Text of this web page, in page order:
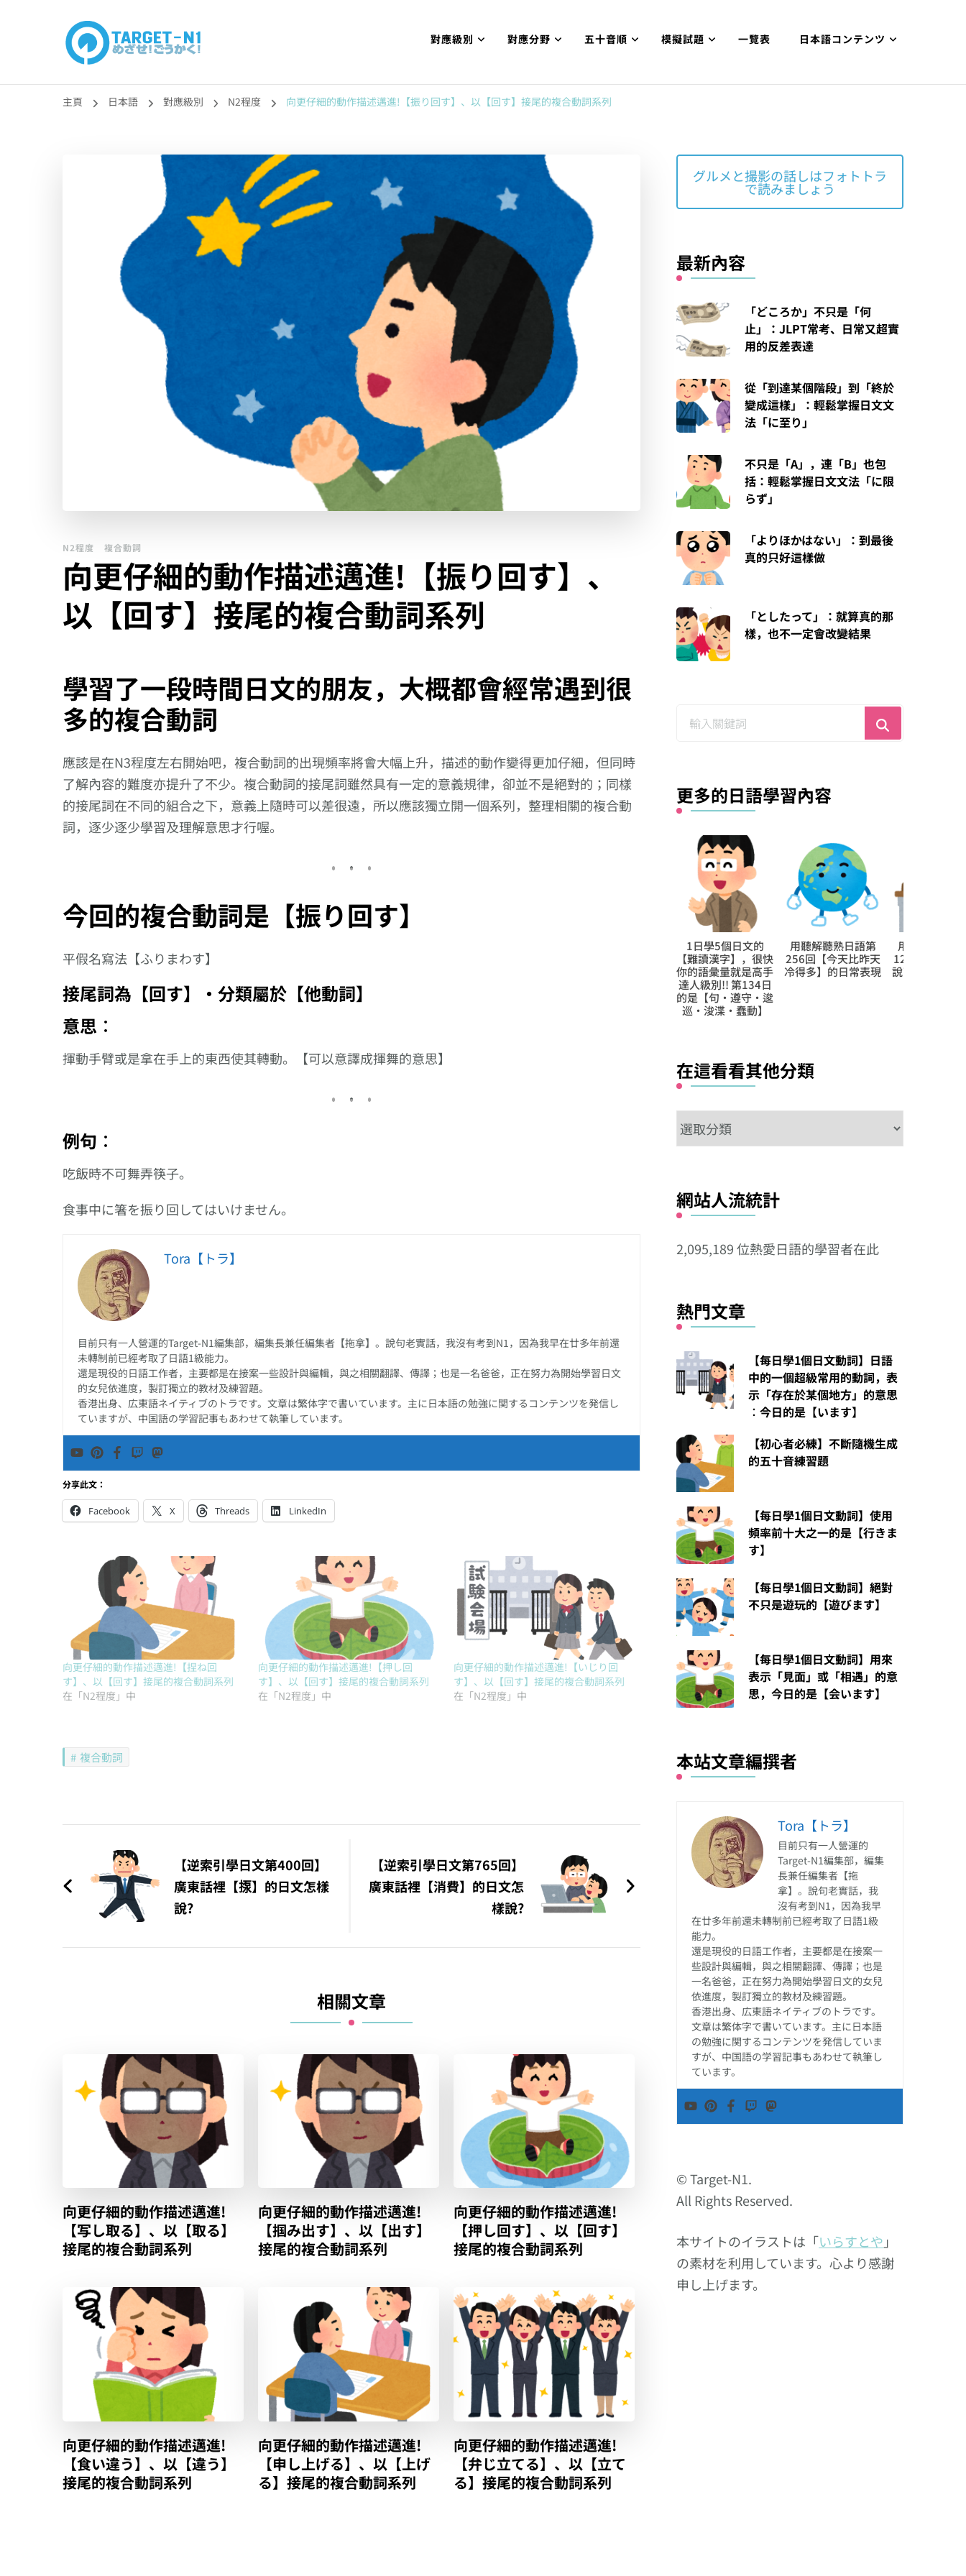
目標!!日本語能力試N1合格
對應級別 對應分野 五十音順 模擬試題 一覽表 日本語コンテンツ
主頁 日本語 對應級別 N2程度 向更仔細的動作描述邁進!【振り回す】、以【回す】接尾的複合動詞系列
N2程度 複合動詞
向更仔細的動作描述邁進!【振り回す】、
以【回す】接尾的複合動詞系列
學習了一段時間日文的朋友，大概都會經常遇到很
多的複合動詞
應該是在N3程度左右開始吧，複合動詞的出現頻率將會大幅上升，描述的動作變得更加仔細，但同時
了解內容的難度亦提升了不少。複合動詞的接尾詞雖然具有一定的意義規律，卻並不是絕對的；同樣
的接尾詞在不同的組合之下，意義上隨時可以差很遠，所以應該獨立開一個系列，整理相關的複合動
詞，逐少逐少學習及理解意思才行喔。
今回的複合動詞是【振り回す】
平假名寫法【ふりまわす】
接尾詞為【回す】‧分類屬於【他動詞】
意思︰
揮動手臂或是拿在手上的東西使其轉動。【可以意譯成揮舞的意思】
例句︰
吃飯時不可舞弄筷子。
食事中に箸を振り回してはいけません。
Tora【トラ】
目前只有一人營運的Target-N1編集部，編集長兼任編集者【拖拿】。說句老實話，我沒有考到N1，因為我早在廿多年前還
未轉制前已經考取了日語1級能力。
還是現役的日語工作者，主要都是在接案一些設計與編輯，與之相關翻譯、傳譯；也是一名爸爸，正在努力為開始學習日文
的女兒依進度，製訂獨立的教材及練習題。
香港出身、広東語ネイティブのトラです。文章は繁体字で書いています。主に日本語の勉強に関するコンテンツを発信し
ていますが、中国語の学習記事もあわせて執筆しています。
分享此文：
Facebook X Threads LinkedIn
向更仔細的動作描述邁進!【捏ね回
す】、以【回す】接尾的複合動詞系列
在「N2程度」中
向更仔細的動作描述邁進!【押し回
す】、以【回す】接尾的複合動詞系列
在「N2程度」中
向更仔細的動作描述邁進!【いじり回
す】、以【回す】接尾的複合動詞系列
在「N2程度」中
複合動詞
章
導
【逆索引學日文第400回】
廣東話裡【揼】的日文怎樣
說?
【逆索引學日文第765回】
廣東話裡【消費】的日文怎
樣說?
相關文章
向更仔細的動作描述邁進!
【写し取る】、以【取る】
接尾的複合動詞系列
向更仔細的動作描述邁進!
【掴み出す】、以【出す】
接尾的複合動詞系列
向更仔細的動作描述邁進!
【押し回す】、以【回す】
接尾的複合動詞系列
向更仔細的動作描述邁進!
【食い違う】、以【違う】
接尾的複合動詞系列
向更仔細的動作描述邁進!
【申し上げる】、以【上げ
る】接尾的複合動詞系列
向更仔細的動作描述邁進!
【弁じ立てる】、以【立て
る】接尾的複合動詞系列
グルメと撮影の話しはフォトトラ
で読みましょう
最新內容
「どころか」不只是「何
止」：JLPT常考、日常又超實
用的反差表達
從「到達某個階段」到「終於
變成這樣」：輕鬆掌握日文文
法「に至り」
不只是「A」，連「B」也包
括：輕鬆掌握日文文法「に限
らず」
「よりほかはない」：到最後
真的只好這樣做
「としたって」：就算真的那
樣，也不一定會改變結果
更多的日語學習內容
【難讀漢字】，很快
你的語彙量就是高手
達人級別!! 第134日
的是【句‧遵守‧逡
巡‧浚渫‧蠢動】
用聽解聽熟日語第
256回【今天比昨天
冷得多】的日常表現
用聽解聽熟日語第
129回【沒關係，你
說下去吧】的日常表
在這看看其他分類
在
這
其
分
網站人流統計
2,095,189 位熱愛日語的學習者在此
熱門文章
【每日學1個日文動詞】日語
中的一個超級常用的動詞，表
示「存在於某個地方」的意思
︰今日的是【います】
【初心者必練】不斷隨機生成
的五十音練習題
【每日學1個日文動詞】使用
頻率前十大之一的是【行きま
す】
【每日學1個日文動詞】絕對
不只是遊玩的【遊びます】
【每日學1個日文動詞】用來
表示「見面」或「相遇」的意
思，今日的是【会います】
本站文章編撰者
Tora【トラ】
目前只有一人營運的
Target-N1編集部，編集
長兼任編集者【拖
拿】。說句老實話，我
沒有考到N1，因為我早
在廿多年前還未轉制前已經考取了日語1級
能力。
還是現役的日語工作者，主要都是在接案一
些設計與編輯，與之相關翻譯、傳譯；也是
一名爸爸，正在努力為開始學習日文的女兒
依進度，製訂獨立的教材及練習題。
香港出身、広東語ネイティブのトラです。
文章は繁体字で書いています。主に日本語
の勉強に関するコンテンツを発信していま
すが、中国語の学習記事もあわせて執筆し
ています。
© Target-N1.
All Rights Reserved.
本サイトのイラストは「いらすとや 」
の素材を利用しています。心より感謝
申し上げます。